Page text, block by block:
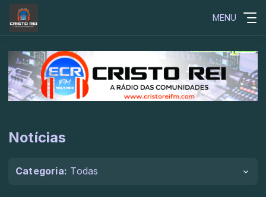
MENU
Notícias
Categoria: Todas